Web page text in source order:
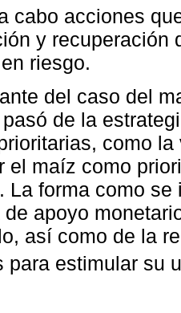
cabo acciones
y recuperación
riesgo.
del caso del
de la
como la
el maíz como
La forma como
de apoyo
así como de la
para estimular su